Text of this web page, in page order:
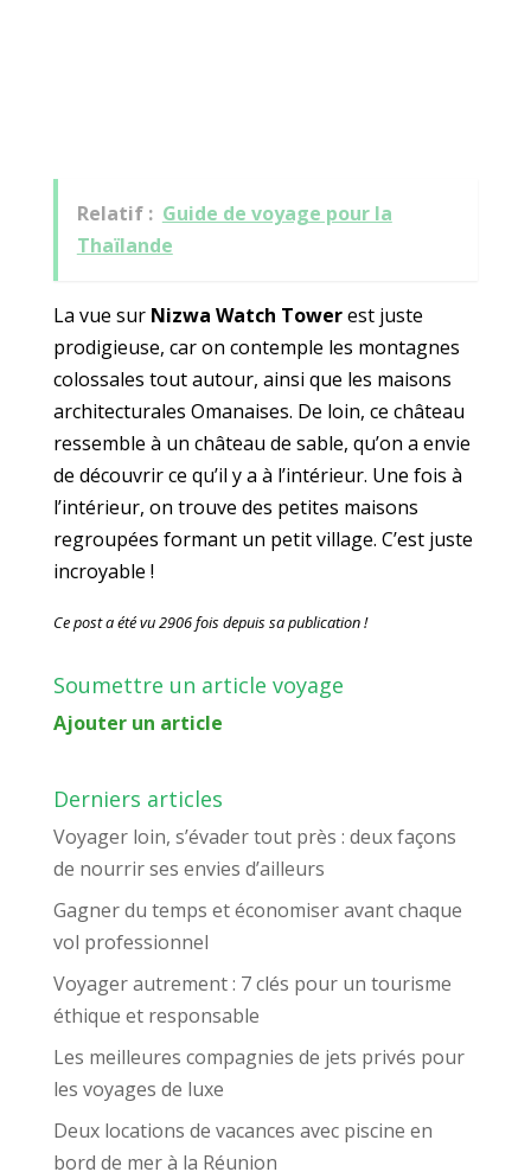
Relatif : Guide de voyage pour la
Thaïlande
La vue sur Nizwa Watch Towerest juste
prodigieuse, car on contemple les montagnes
colossales tout autour, ainsi que les maisons
architecturales Omanaises. De loin, ce château
ressemble à un château de sable, qu’on a envie
de découvrir ce qu’il y a à l’intérieur. Une fois à
l’intérieur, on trouve des petites maisons
regroupées formant un petit village. C’est juste
incroyable !
Ce post a été vu 2906 fois depuis sa publication !
Soumettre un article voyage
Ajouter un article
Derniers articles
Voyager loin, s’évader tout près : deux façons
de nourrir ses envies d’ailleurs
Gagner du temps et économiser avant chaque
vol professionnel
Voyager autrement : 7 clés pour un tourisme
éthique et responsable
Les meilleures compagnies de jets privés pour
les voyages de luxe
Deux locations de vacances avec piscine en
bord de mer à la Réunion